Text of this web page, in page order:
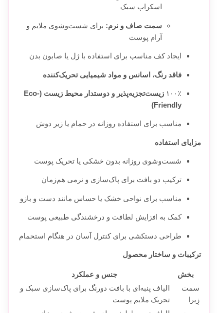
اسکراب سبک
سمت صاف و نرم: برای شست‌وشوی ملایم و
آرام پوست
ایجاد کف مناسب برای استفاده با ژل یا صابون بدن
فاقد رنگ، اسانس و مواد شیمیایی تحریک‌کننده
۱۰۰٪
زیست‌تجزیه‌پذیر و دوستدار محیط زیست (Eco-
Friendly)
مناسب برای استفاده روزانه در حمام یا زیر دوش
مزایای استفاده
شست‌وشوی روزانه بدون خشکی یا تحریک پوست
ترکیب دو بافت برای پاک‌سازی و نرمی هم‌زمان
مناسب برای نواحی خشک یا حساس مانند دست و بازو
کمک به افزایش لطافت و درخشندگی طبیعی پوست
طراحی دستکشی برای کنترل آسان در هنگام استحمام
ترکیبات و ساختار محصول
بخش
جنس و عملکرد
سمت
زِبرا
الیاف پنبه‌ای با بافت دو‌رنگ برای پاک‌سازی سبک و
تحریک ملایم پوست